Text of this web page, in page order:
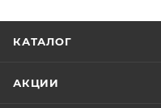
КАТАЛОГ
АКЦИИ